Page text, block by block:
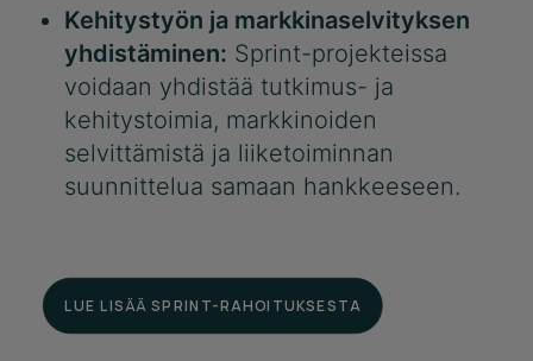
Kehitystyön ja markkinaselvityksen
yhdistäminen: Sprint-projekteissa
voidaan yhdistää tutkimus- ja
kehitystoimia, markkinoiden
selvittämistä ja liiketoiminnan
suunnittelua samaan hankkeeseen.
LUE LISÄÄ SPRINT-RAHOITUKSESTA